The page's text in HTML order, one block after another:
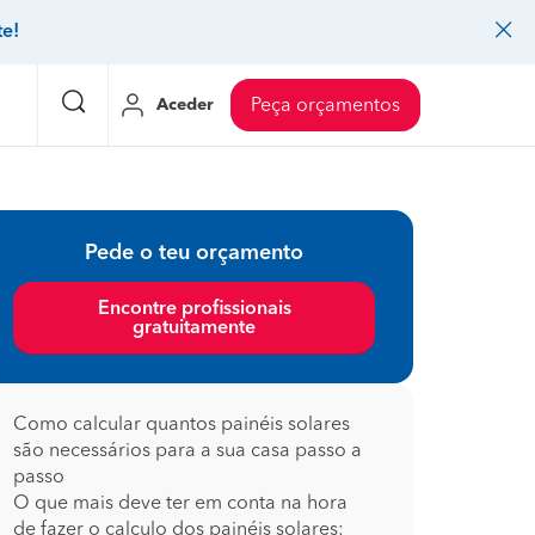
Mudanças
Decoração de interiores
Controlo de pragas
Faz tudo
Gesso cartonado
Jardinagem
Carpintaria e marcenaria
Pintura
Canalização
Preço Instalação de painel sandwich
Preço Arquitetos
Preço Controlo de pragas
Preço Pavimentos
Preço Coberturas e telhados
Aceder Peça orçamentos
Pede o teu orçamento
Encontre profissionais
gratuitamente
Como calcular quantos painéis solares
são necessários para a sua casa passo a
passo
O que mais deve ter em conta na hora
de fazer o calculo dos painéis solares: